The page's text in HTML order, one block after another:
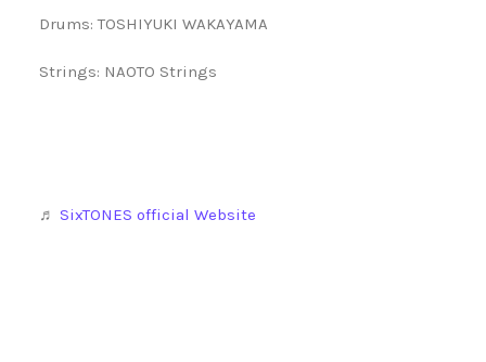
Drums: TOSHIYUKI WAKAYAMA
Strings: NAOTO Strings
♬ SixTONES official Website